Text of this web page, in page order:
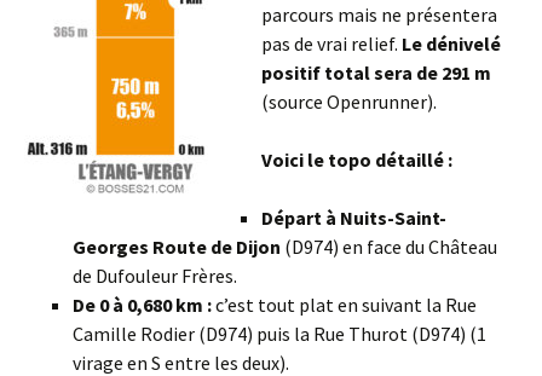
parcours mais ne présentera
pas de vrai relief. Le dénivelé
positif total sera de 291 m
(source Openrunner).
Voici le topo détaillé :
Départ à Nuits-Saint-
Georges Route de Dijon (D974) en face du Château
de Dufouleur Frères.
De 0 à 0,680 km :c’est tout plat en suivant la Rue
Camille Rodier (D974) puis la Rue Thurot (D974) (1
virage en S entre les deux).